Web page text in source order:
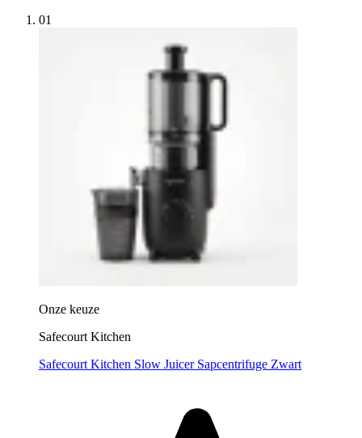
01
Onze keuze
Safecourt Kitchen
Safecourt Kitchen Slow Juicer Sapcentrifuge Zwart